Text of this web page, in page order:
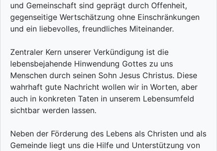
und Gemeinschaft sind geprägt durch Offenheit,
gegenseitige Wertschätzung ohne Einschränkungen
und ein liebevolles, freundliches Miteinander.
Zentraler Kern unserer Verkündigung ist die
lebensbejahende Hinwendung Gottes zu uns
Menschen durch seinen Sohn Jesus Christus. Diese
wahrhaft gute Nachricht wollen wir in Worten, aber
auch in konkreten Taten in unserem Lebensumfeld
sichtbar werden lassen.
Neben der Förderung des Lebens als Christen und als
Gemeinde liegt uns die Hilfe und Unterstützung von